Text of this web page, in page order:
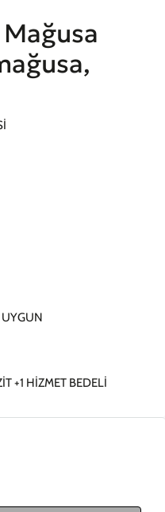
UYGUN
+1 HİZMET BEDELİ